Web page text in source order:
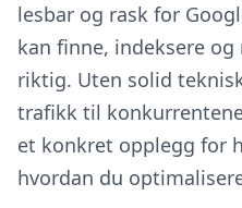
lesbar og rask for
kan finne, indeksere
riktig. Uten solid
trafikk til
et konkret opplegg for
hvordan du